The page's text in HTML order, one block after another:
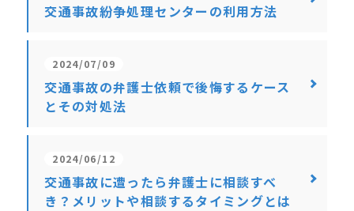
交通事故紛争処理センターの利用方法
2024/07/09
交通事故の弁護士依頼で後悔するケース
とその対処法
2024/06/12
交通事故に遭ったら弁護士に相談すべ
き？メリットや相談するタイミングとは